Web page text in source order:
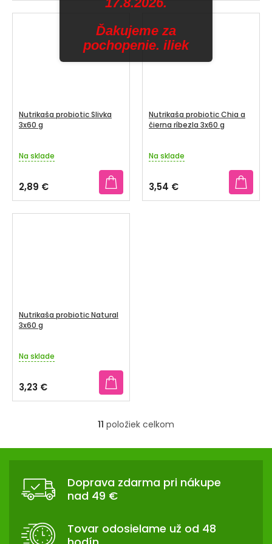
Nutrikaša probiotic Slivka
3x60 g
Na sklade
2,89 €
Nutrikaša probiotic Chia a
čierna ríbezla 3x60 g
Na sklade
3,54 €
Nutrikaša probiotic Natural
3x60 g
Na sklade
3,23 €
O
v
l
d
i
e
11 položiek celkom
Doprava zdarma pri nákupe
nad 49 €
Tovar odosielame už od 48
Ďakujeme za
pochopenie. iliek